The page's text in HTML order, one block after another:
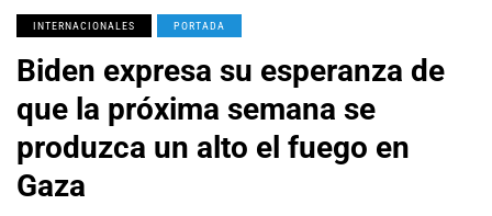
INTERNACIONALES PORTADA
Biden expresa su esperanza de
que la próxima semana se
produzca un alto el fuego en
Gaza